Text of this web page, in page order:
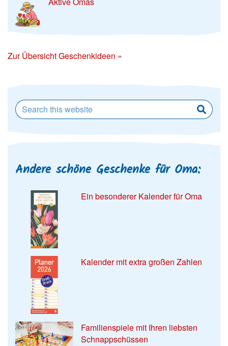
Zur Übersicht Geschenkideen »
Andere schöne Geschenke für Oma:
Ein besonderer Kalender für Oma
Kalender mit extra großen Zahlen
Familienspiele mit Ihren liebsten
Schnappschüssen